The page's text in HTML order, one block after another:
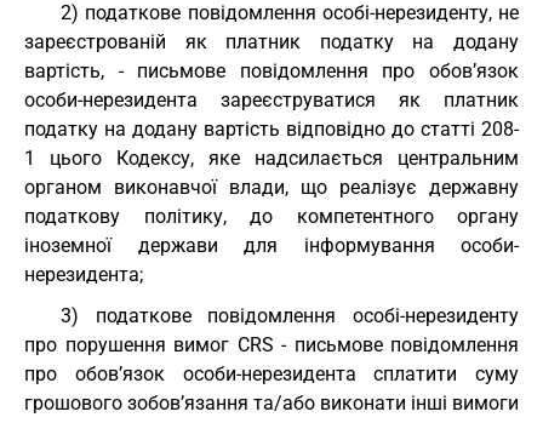
2) податкове повідомлення особі-нерезиденту, не
зареєстрованій як платник податку на додану
вартість, - письмове повідомлення про обов’язок
особи-нерезидента зареєструватися як платник
податку на додану вартість відповідно до статті 208-
1 цього Кодексу, яке надсилається центральним
органом виконавчої влади, що реалізує державну
податкову політику, до компетентного органу
іноземної держави для інформування особи-
нерезидента;
3) податкове повідомлення особі-нерезиденту
про порушення вимог CRS - письмове повідомлення
про обов’язок особи-нерезидента сплатити суму
грошового зобов’язання та/або виконати інші вимоги